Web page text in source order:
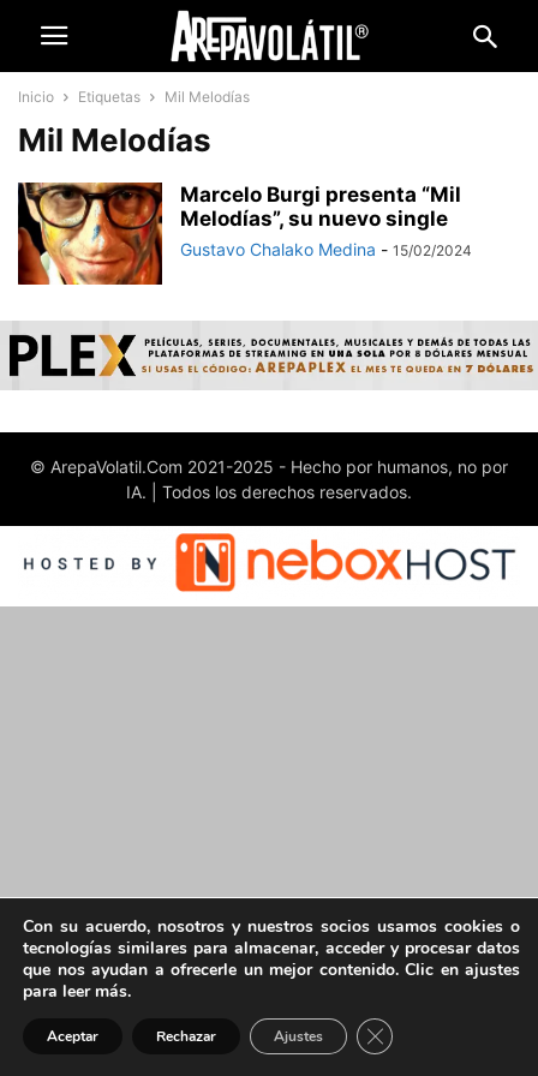
Inicio Etiquetas Mil Melodías
Mil Melodías
Marcelo Burgi presenta “Mil
Melodías”, su nuevo single
Gustavo Chalako Medina - 15/02/2024
© ArepaVolatil.Com 2021-2025 - Hecho por humanos, no por
IA. | Todos los derechos reservados.
Con su acuerdo, nosotros y nuestros socios usamos cookies o
tecnologías similares para almacenar, acceder y procesar datos
que nos ayudan a ofrecerle un mejor contenido. Clic en ajustes
para leer más.
Aceptar Rechazar Ajustes Cerrar el banner de